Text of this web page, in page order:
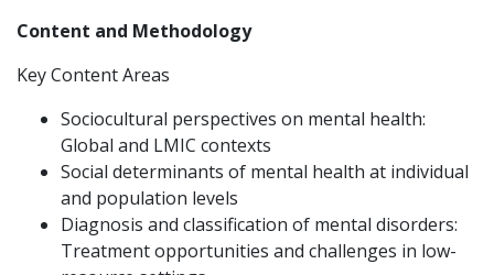
Content and Methodology
Key Content Areas
Sociocultural perspectives on mental health:
Global and LMIC contexts
Social determinants of mental health at individual
and population levels
Diagnosis and classification of mental disorders:
Treatment opportunities and challenges in low-